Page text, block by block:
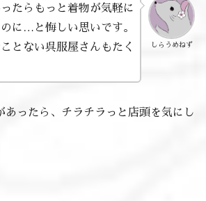
しらうめねず
たらもっと着物が気軽に
に…と悔しい思いです。
とない呉服屋さんもたく
あったら、チラチラっと店頭を気にし